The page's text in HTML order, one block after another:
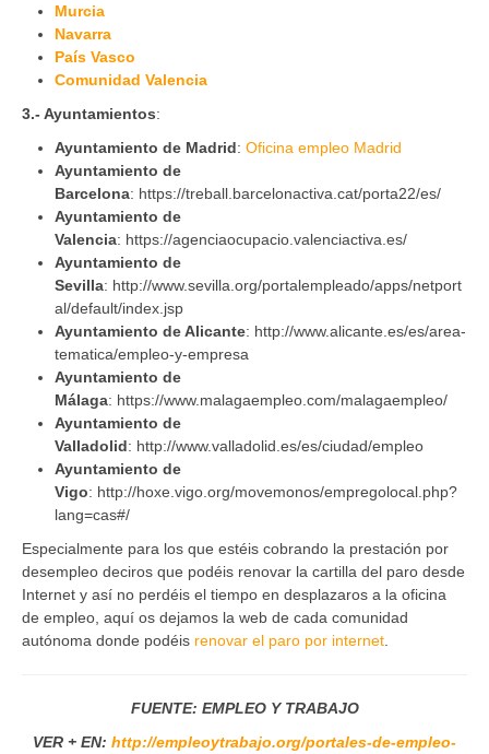
Murcia
Navarra
País Vasco
Comunidad Valencia
3.- Ayuntamientos:
Ayuntamiento de Madrid: Oficina empleo Madrid
Ayuntamiento de
Barcelona: https://treball.barcelonactiva.cat/porta22/es/
Ayuntamiento de
Valencia: https://agenciaocupacio.valenciactiva.es/
Ayuntamiento de
Sevilla: http://www.sevilla.org/portalempleado/apps/netport
al/default/index.jsp
Ayuntamiento de Alicante: http://www.alicante.es/es/area-
tematica/empleo-y-empresa
Ayuntamiento de
Málaga: https://www.malagaempleo.com/malagaempleo/
Ayuntamiento de
Valladolid: http://www.valladolid.es/es/ciudad/empleo
Ayuntamiento de
Vigo: http://hoxe.vigo.org/movemonos/empregolocal.php?
lang=cas#/
Especialmente para los que estéis cobrando la prestación por
desempleo deciros que podéis renovar la cartilla del paro desde
Internet y así no perdéis el tiempo en desplazaros a la oficina
de empleo, aquí os dejamos la web de cada comunidad
autónoma donde podéis renovar el paro por internet
FUENTE: EMPLEO Y TRABAJO
VER + EN: http://empleoytrabajo.org/portales-de-empleo-